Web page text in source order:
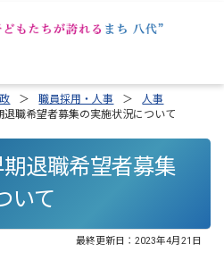
職員採用・人事
人事
職希望者募集の実施状況について
退職希望者募集
いて
最終更新日： 2023年4月21日